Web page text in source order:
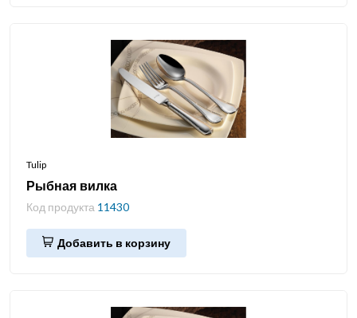
Tulip
Рыбная вилка
Код продукта 11430
Добавить в корзину